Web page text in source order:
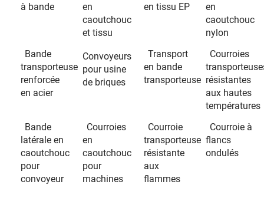
à bande
en
caoutchouc
et tissu
en tissu EP
en
caoutchouc
nylon
Bande
transporteuse
renforcée
en acier
Convoyeurs
pour usine
de briques
Transport
en bande
transporteuse
Courroies
résistantes
aux hautes
températures
Bande
latérale en
caoutchouc
pour
convoyeur
Courroies
en
caoutchouc
pour
machines
Courroie
transporteuse
résistante
aux
flammes
Courroie à
flancs
ondulés